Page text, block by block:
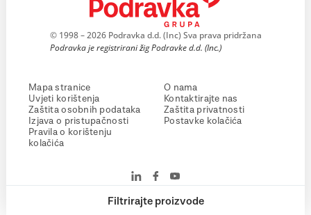
Filtrirajte proizvode
© 1998 – 2026 Podravka d.d. (Inc) Sva prava pridržana
Podravka je registrirani žig Podravke d.d. (Inc.)
Mapa stranice
Uvjeti korištenja
Zaštita osobnih podataka
Izjava o pristupačnosti
Pravila o korištenju
kolačića
O nama
Kontaktirajte nas
Zaštita privatnosti
Postavke kolačića